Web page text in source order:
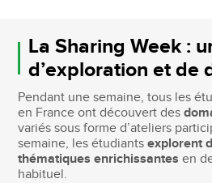
La Sharing Week :
d’exploration et de
Pendant une semaine, tous les
en France ont découvert des
variés sous forme d’ateliers
semaine, les étudiantsexplorent
thématiques enrichissantes en
habituel.